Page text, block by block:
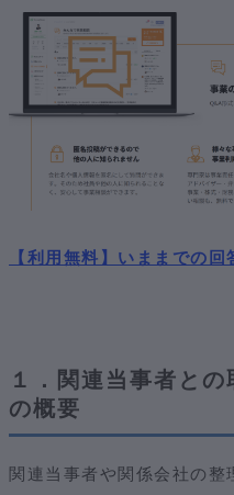
【利用無料】いままでの回
１．関連当事者と
の概要
関連当事者や関係会社の整